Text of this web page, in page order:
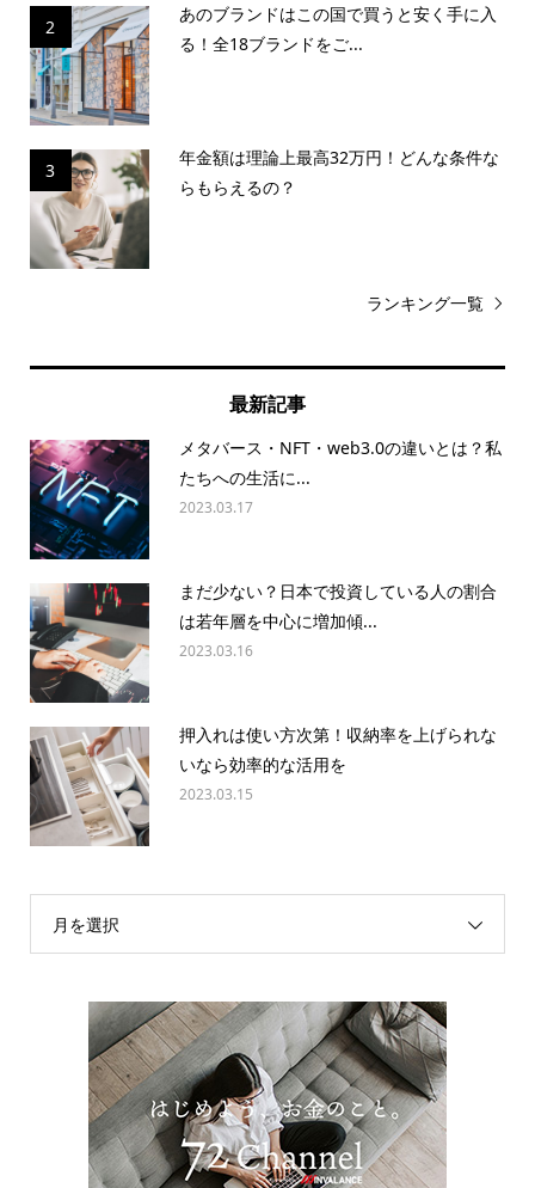
2
あのブランドはこの国で買うと安く手に入
る！全18ブランドをご...
3
年金額は理論上最高32万円！どんな条件な
らもらえるの？
ランキング一覧
最新記事
メタバース・NFT・web3.0の違いとは？私
たちへの生活に...
2023.03.17
まだ少ない？日本で投資している人の割合
は若年層を中心に増加傾...
2023.03.16
押入れは使い方次第！収納率を上げられな
いなら効率的な活用を
2023.03.15
月を選択